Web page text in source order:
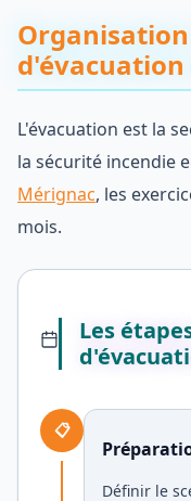
L'évacuation est la
la sécurité incendie
Mérignac, les
mois.
Les
📋
Définir le